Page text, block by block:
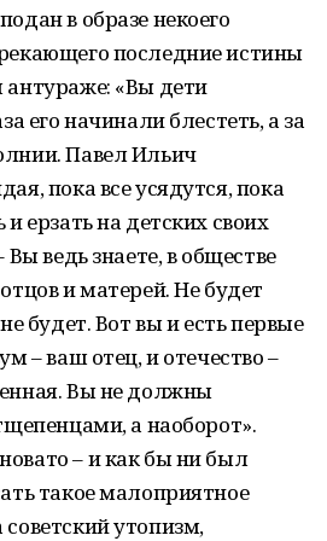
в образе некоего
последние истины
антураже: «Вы дети
его начинали блестеть, а за
Павел Ильич
пока все усядутся, пока
ерзать на детских своих
Вы ведь знаете, в обществе
и матерей. Не будет
будет. Вот вы и есть первые
– ваш отец, и отечество –
Вы не должны
а наоборот».
– и как бы ни был
такое малоприятное
утопизм,